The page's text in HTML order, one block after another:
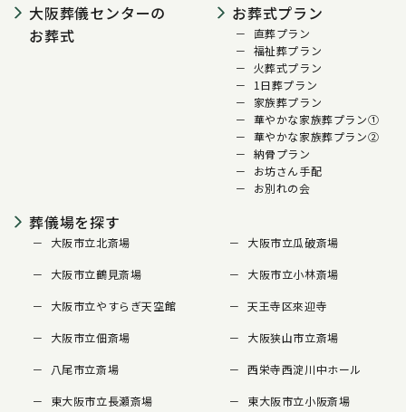
大阪葬儀センターの
お葬式
お葬式プラン
直葬プラン
福祉葬プラン
火葬式プラン
1日葬プラン
家族葬プラン
華やかな家族葬プラン①
華やかな家族葬プラン②
納骨プラン
お坊さん手配
お別れの会
葬儀場を探す
大阪市立北斎場 大阪市立瓜破斎場
大阪市立鶴見斎場 大阪市立小林斎場
大阪市立やすらぎ天空館 天王寺区來迎寺
大阪市立佃斎場 大阪狭山市立斎場
八尾市立斎場 西栄寺西淀川中ホール
東大阪市立長瀬斎場 東大阪市立小阪斎場